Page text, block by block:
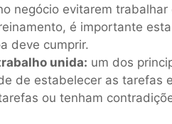
negócio evitarem
é importante
deve cumprir.
unida: um dos
de estabelecer as tarefas
ou tenham